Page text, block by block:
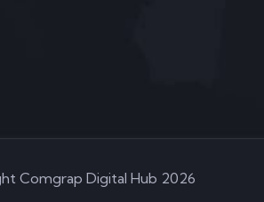
Comgrap Digital Hub 2026